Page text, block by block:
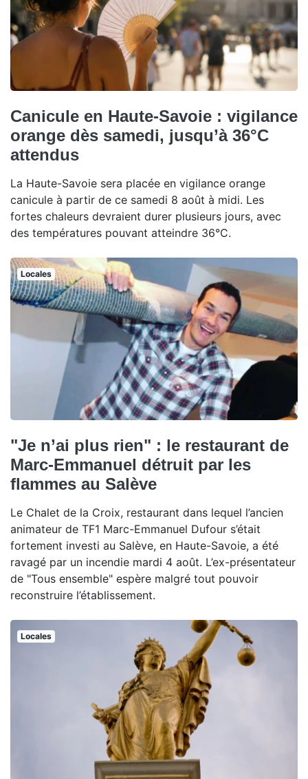
Canicule en Haute-Savoie : vigilance
orange dès samedi, jusqu’à 36°C
attendus
La Haute-Savoie sera placée en vigilance orange
canicule à partir de ce samedi 8 août à midi. Les
fortes chaleurs devraient durer plusieurs jours, avec
des températures pouvant atteindre 36°C.
Locales
"Je n’ai plus rien" : le restaurant de
Marc-Emmanuel détruit par les
flammes au Salève
Le Chalet de la Croix, restaurant dans lequel l’ancien
animateur de TF1 Marc-Emmanuel Dufour s’était
fortement investi au Salève, en Haute-Savoie, a été
ravagé par un incendie mardi 4 août. L’ex-présentateur
de "Tous ensemble" espère malgré tout pouvoir
reconstruire l’établissement.
Locales